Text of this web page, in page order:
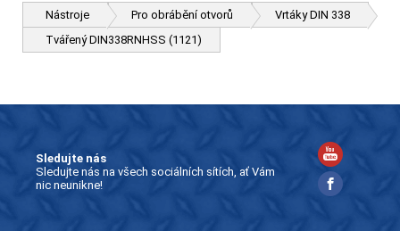
Nástroje Pro obrábění otvorů
Vrtáky DIN 338
Tvářený DIN338RNHSS (1121)
Sledujte nás
Sledujte nás na všech sociálních sítích, ať Vám
nic neunikne!